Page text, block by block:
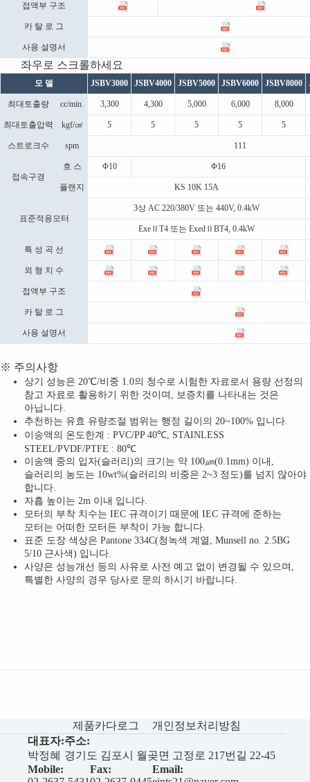
접액부 구조
카 탈 로 그
사용 설명서
모 델 JSBV3000 JSBV4000 JSBV5000 JSBV6000 JSBV8000
최대토출량 cc/min. 3,300 4,300 5,000 6,000 8,000
최대토출압력 kgf/㎠ 5 5 5 5 5
스트로크수 spm 111
접속구경
호 스 Φ10 Φ16
플랜지 KS 10K 15A
표준적용모터
3상 AC 220/380V 또는 440V, 0.4kW
ExeⅡT4 또는 ExedⅡBT4, 0.4kW
특 성 곡 선
외 형 치 수
접액부 구조
카 탈 로 그
사용 설명서
※ 주의사항
상기 성능은 20℃/비중 1.0의 청수로 시험한 자료로서 용량 선정의
참고 자료로 활용하기 위한 것이며, 보증치를 나타내는 것은
아닙니다.
추천하는 유효 유량조절 범위는 행정 길이의 20~100% 입니다.
이송액의 온도한계 : PVC/PP 40℃, STAINLESS
STEEL/PVDF/PTFE : 80℃
이송액 중의 입자(슬러리)의 크기는 약 100㎛(0.1mm) 이내,
슬러리의 농도는 10wt%(슬러리의 비중은 2~3 정도)를 넘지 않아야
합니다.
자흡 높이는 2m 이내 입니다.
모터의 부착 치수는 IEC 규격이기 때문에 IEC 규격에 준하는
모터는 어떠한 모터든 부착이 가능 합니다.
표준 도장 색상은 Pantone 334C(청녹색 계열, Munsell no. 2.5BG
5/10 근사색) 입니다.
사양은 성능개선 등의 사유로 사전 예고 없이 변경될 수 있으며,
특별한 사양의 경우 당사로 문의 하시기 바랍니다.
제품카다로그
개인정보처리방침
대표자:
박정혜
주소:
경기도 김포시 월곶면 고정로 217번길 22-45
Mobile:
Fax:
Email: